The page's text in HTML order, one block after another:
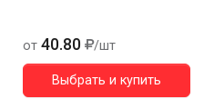
от 40.80 /шт
Выбрать и купить